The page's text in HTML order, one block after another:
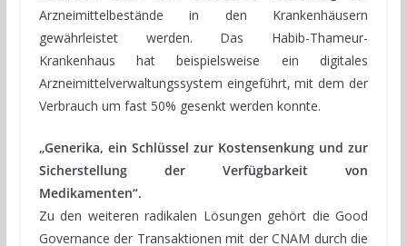
Arzneimittelbestände in den Krankenhäusern
gewährleistet werden. Das Habib-Thameur-
Krankenhaus hat beispielsweise ein digitales
Arzneimittelverwaltungssystem eingeführt, mit dem der
Verbrauch um fast 50% gesenkt werden konnte.
„Generika, ein Schlüssel zur Kostensenkung und zur
Sicherstellung der Verfügbarkeit von
Medikamenten“.
Zu den weiteren radikalen Lösungen gehört die Good
Governance der Transaktionen mit der CNAM durch die